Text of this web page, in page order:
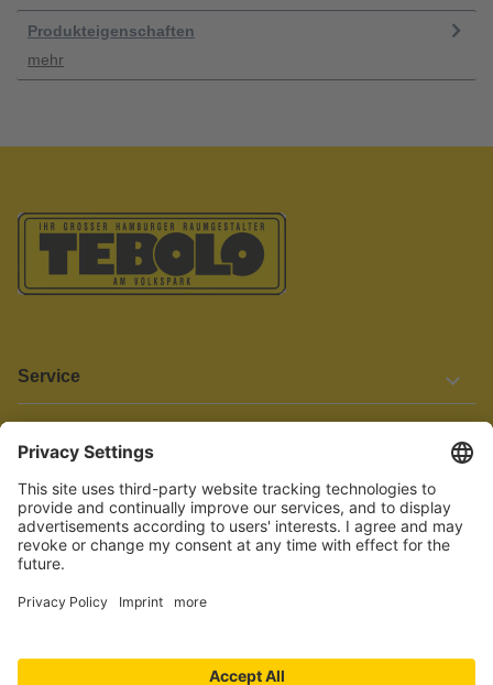
Produkteigenschaften
mehr
Service
Informationen
Barrierefreiheit
Wir bemühen uns, unsere Website barrierefrei zu gestalten.
Einige Inhalte und Funktionen sind derzeit jedoch noch nicht
vollständig zugänglich. Wenn Sie auf Barrieren stoßen oder Hilfe
benötigen, kontaktieren Sie uns bitte unter service[at]knutzen.de.
Vertrag widerrufen
© 2026 TEBOLO